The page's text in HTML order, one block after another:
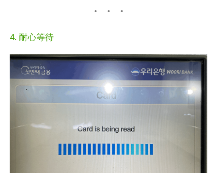
4. 耐心等待